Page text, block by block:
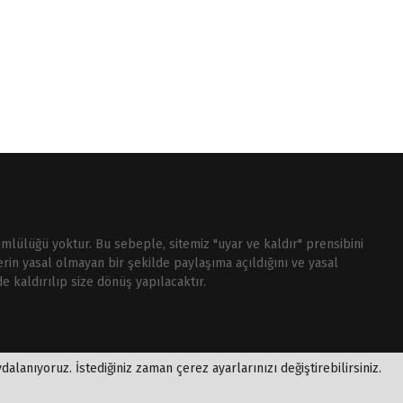
yoktur. Bu sebeple, sitemiz "uyar ve kaldır" prensibini
yasal olmayan bir şekilde paylaşıma açıldığını ve yasal
size dönüş yapılacaktır.
İstediğiniz zaman çerez ayarlarınızı değiştirebilirsiniz.